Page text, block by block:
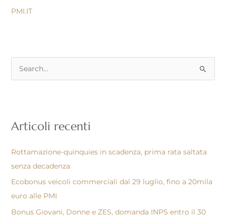
PMI.IT
a
Articoli recenti
Rottamazione-quinquies in scadenza, prima rata saltata
senza decadenza
Ecobonus veicoli commerciali dal 29 luglio, fino a 20mila
euro alle PMI
Bonus Giovani, Donne e ZES, domanda INPS entro il 30